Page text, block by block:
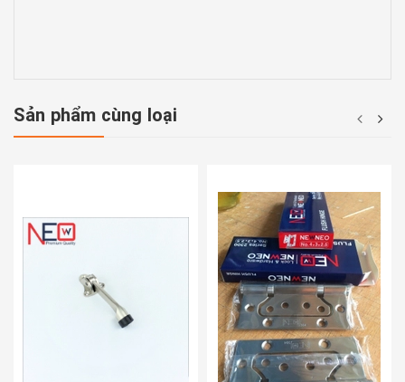
Sản phẩm cùng loại